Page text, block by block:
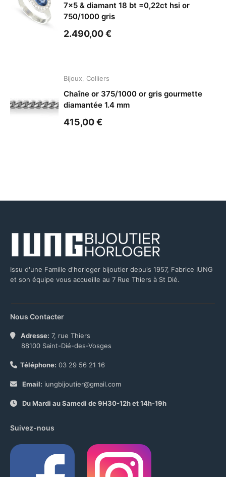
7×5 & diamant 18 bt =0,22ct hsi or
750/1000 gris
2.490,00€
Bijoux Colliers
Chaîne or 375/1000 or gris gourmette
diamantée 1.4 mm
415,00€
Issu d'une Famille d'horloger bijoutier depuis 1957, Fabrice IUNG
et son équipe vous accueille au 7 Rue Thiers à St Dié.
Nous Contacter
Adresse: 7, rue Thiers
88100 Saint-Dié-des-Vosges
Téléphone: 03 29 56 21 16
Email: iungbijoutier@gmail.com
Du Mardi au Samedi de 9H30-12h et 14h-19h
Suivez-nous